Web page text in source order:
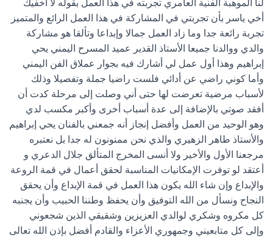
لنا الموهبة الفنية العامري تجربته في هذا العمل بقوله لا أخفيك
أخي ياسر بأن تجربتي في المشاركة في هذا العمل الرائع والمتميز
تجربة رائعة جدا وما زاد العمل جمالا وإبداعا وتألقا هو مشاركة
والدي ووالدنا جميعا الأستاذ القدير عميد المسرح اليمني يحي
إبراهيم وهذا أول عمل لي أشارك فيه بجوار عملاق الفن اليمني
وأما كوني راضي عن أدائي فلست راضيا جملة وتفصيلا وذلك
لأسباب مرضية تعرضت لها حتى أني وصلت إلى مرحلة كدت أن
أفقد صوتي بالإضافة إلى عدة أسباب أخرى وأكبر مكسب لدي
وهو الوحيد من العمل وأفضل إنجاز أنه جمعني بالفنان يحي إبراهيم
والأستاذ طاهر الزهيري والذي نحن ممنونون له جدا بل نعتبره
مرجعنا الأول والأخير ولا أنسى المخرج المتألق جلال الدعري و
أعتقد لو توفرت الإمكانيات المناسبة لحقق أعمال في قمة الروعة
والإبداع وإن شاء الله يكون هذا العمل في قمة الإبداع وأن يحقق
النجاح ونسأل من الله التوفيق وأن يحفظ وطننا الحبيب وأن يجنبه
كل مكروه وشكري لوالدي العزيزين وشقيقي الذين شجعوني
وإلى كل متابعيني وجمهوري الأعزاء والقادم أفضل بإذن الله تعالى